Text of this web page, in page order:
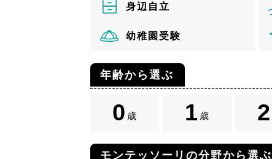
身辺自立
幼稚園受験
年齢から選ぶ
0 歳 1 歳 2
モンテッソーリの分野から選ぶ